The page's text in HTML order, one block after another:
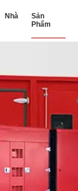
Nhà
Sản
Phẩm